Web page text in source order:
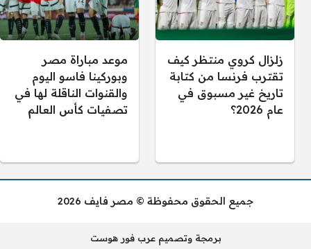
زلزال كروي منتظر كيف
تقترب فرنسا من كتابة
تاريخ غير مسبوق في
عام 2026؟
موعد مباراة مصر
وبوركينا فاسو اليوم
والقنوات الناقلة لها في
تصفيات كأس العالم
جميع الحقوق محفوظة © مصر فايف 2026
برمجة وتصميم عرب فور هوست